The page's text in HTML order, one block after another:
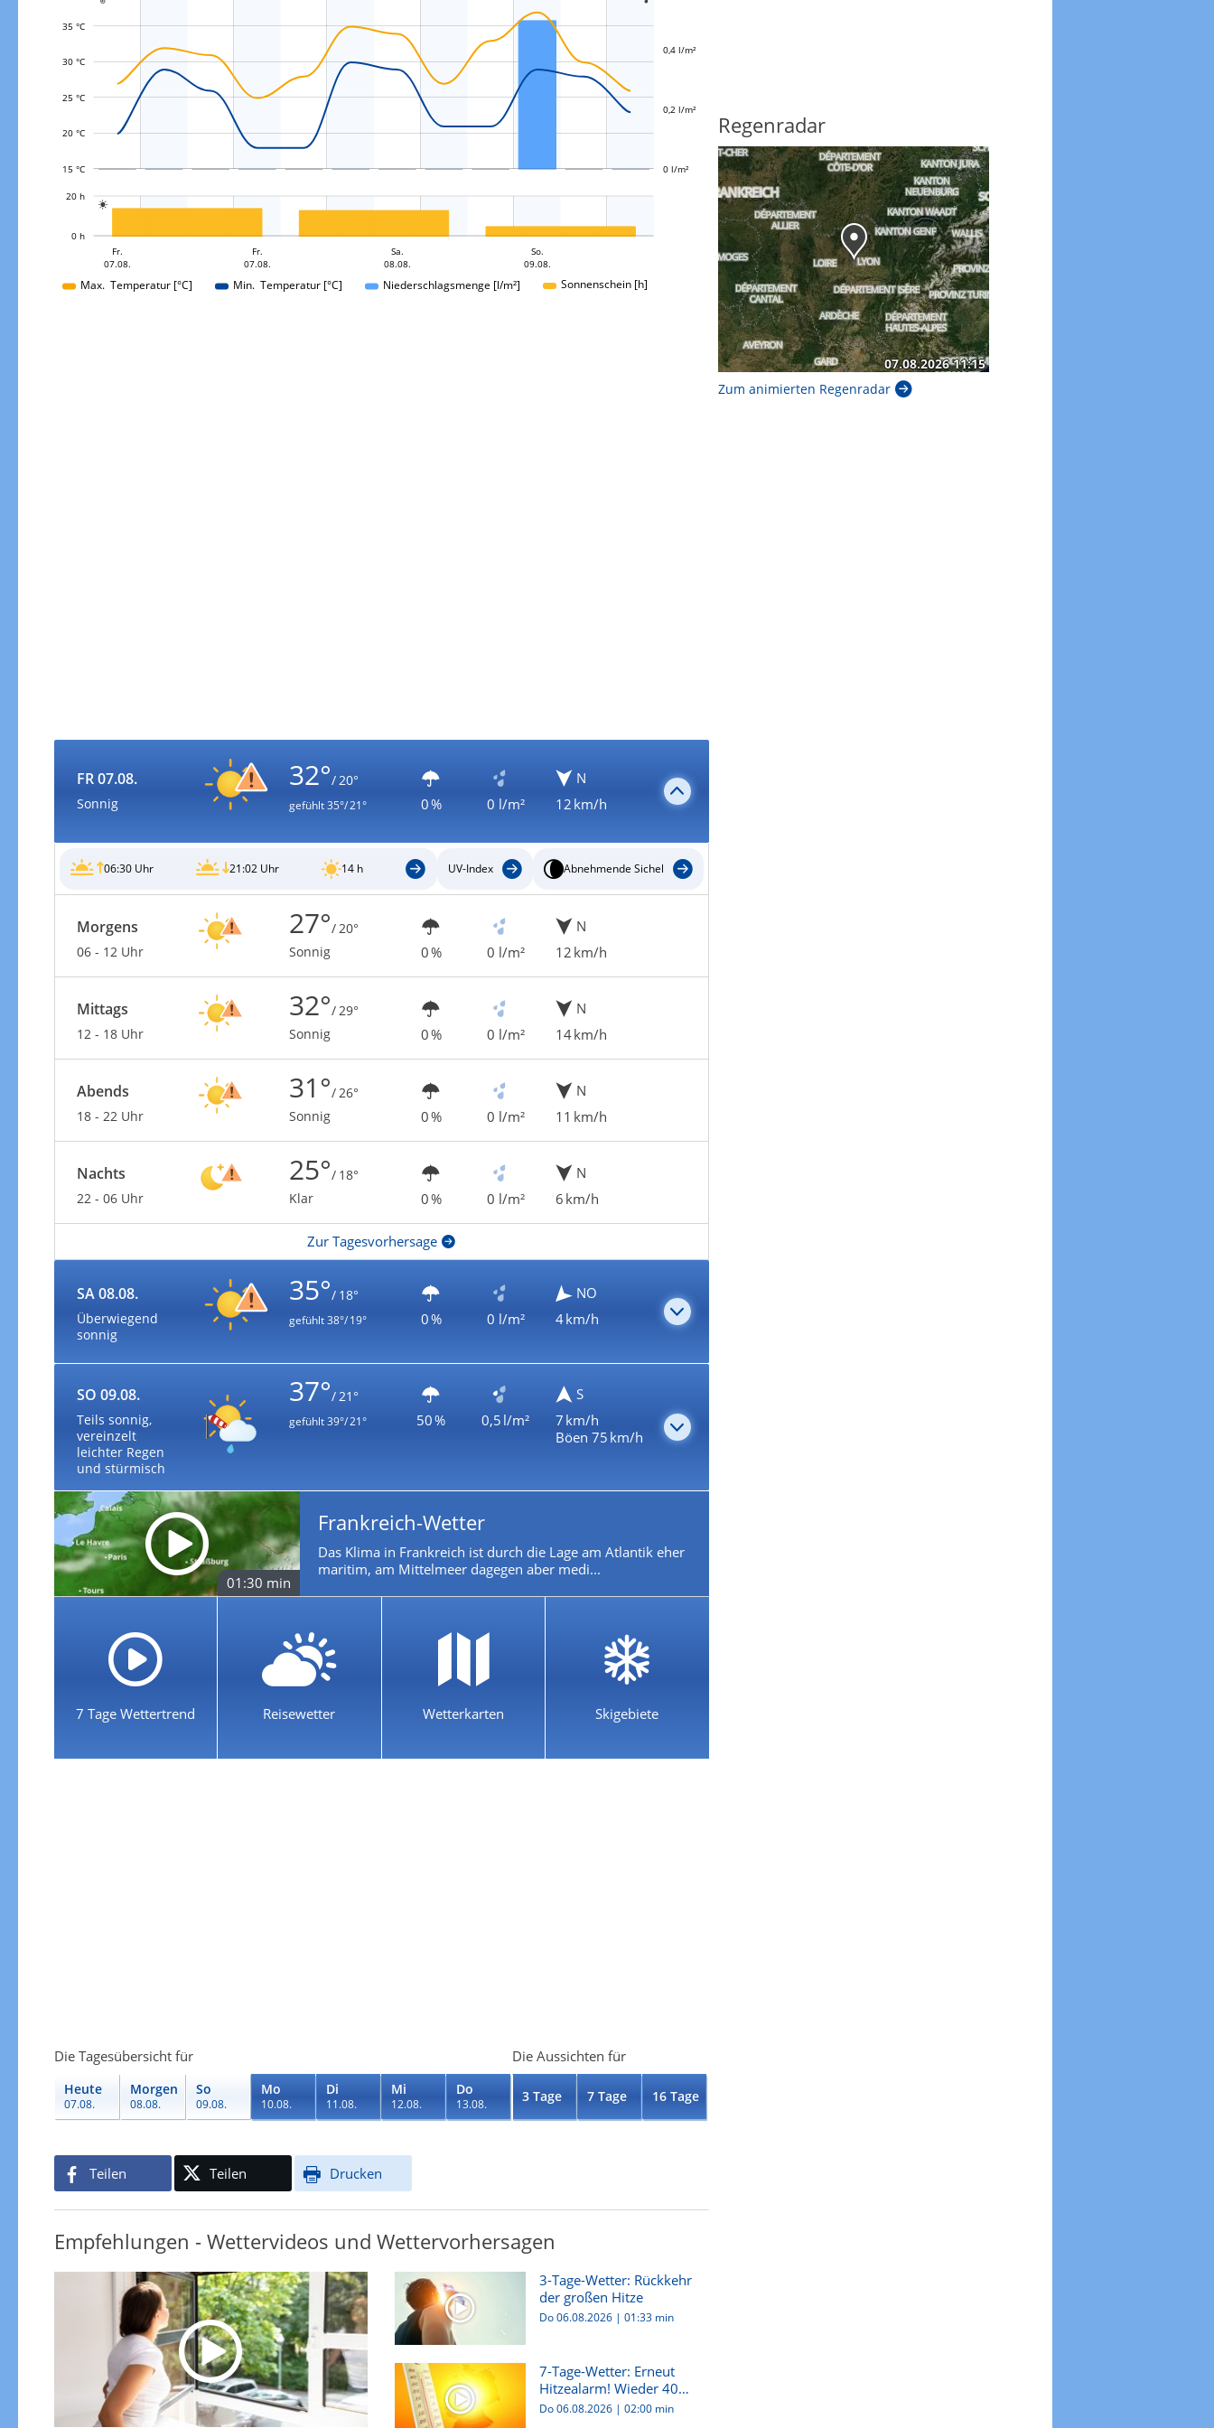
15 °C
20 °C
25 °C
30 °C
35 °C
0 l/m²
0,2 l/m²
0,4 l/m²

0 h
20 h
09.08.
Fr.
07.08.
07.08.
08.08.
Sa.
08.08.
09.08.
09.08.
Fr.
07.08.
So.
09.08.
Max. Temperatur [°C]
Min. Temperatur [°C] Niederschlagsmenge [l/m²] Sonnenschein [h]
FR 07.08.
Sonnig
32°/ 20°
gefühlt35°/ 21° 0 % 0 l/m²
N
12 km/h
06:30 Uhr 21:02 Uhr 14 h UV-Index Abnehmende Sichel
Morgens
06 - 12 Uhr
27°/ 20°
Sonnig
0 % 0 l/m²
N
12 km/h
Mittags
12 - 18 Uhr
32°/ 29°
Sonnig
0 % 0 l/m²
N
14 km/h
Abends
18 - 22 Uhr
31°/ 26°
Sonnig
0 % 0 l/m²
N
11 km/h
Nachts
22 - 06 Uhr
25°/ 18°
Klar
0 % 0 l/m²
N
6 km/h
Zur Tagesvorhersage
SA 08.08.
Überwiegend
sonnig
35°/ 18°
gefühlt38°/ 19° 0 % 0 l/m²
NO
4 km/h
SO 09.08.
Teils sonnig,
vereinzelt
leichter Regen
und stürmisch
37°/ 21°
gefühlt39°/ 21° 50 % 0,5 l/m²
S
7 km/h
Böen 75 km/h
01:30 min
Frankreich-Wetter
Das Klima in Frankreich ist durch die Lage am Atlantik eher
maritim, am Mittelmeer dagegen aber medi...
7 Tage Wettertrend Reisewetter Wetterkarten Skigebiete
Die Tagesübersicht für
Heute
07.08.
Morgen
08.08.
So
09.08.
Mo
10.08.
Di
11.08.
Mi
12.08.
Do
13.08.
Die Aussichten für
3 Tage 7 Tage 16 Tage
Teilen Teilen Drucken
Empfehlungen - Wettervideos und Wettervorhersagen
3-Tage-Wetter: Rückkehr
der großen Hitze
Do 06.08.2026 |01:33 min
7-Tage-Wetter: Erneut
Hitzealarm! Wieder 40
Grad m...
Do 06.08.2026 |02:00 min
Regenradar
Zum animierten Regenradar